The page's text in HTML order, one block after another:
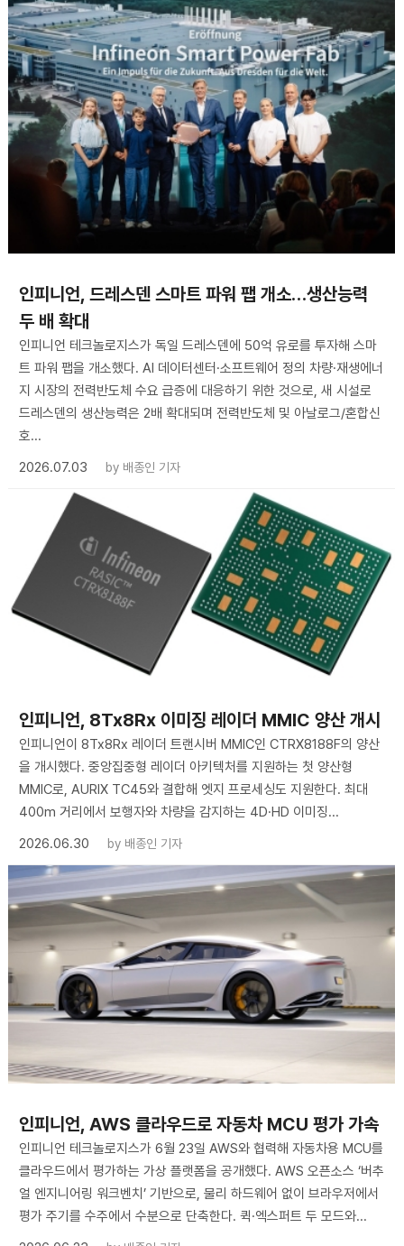
인피니언, 드레스덴 스마트 파워 팹 개소…생산능력
두 배 확대
인피니언 테크놀로지스가 독일 드레스덴에 50억 유로를 투자해 스마
트 파워 팹을 개소했다. AI 데이터센터·소프트웨어 정의 차량·재생에너
지 시장의 전력반도체 수요 급증에 대응하기 위한 것으로, 새 시설로
드레스덴의 생산능력은 2배 확대되며 전력반도체 및 아날로그/혼합신
호...
2026.07.03
by 배종인 기자
인피니언, 8Tx8Rx 이미징 레이더 MMIC 양산 개시
인피니언이 8Tx8Rx 레이더 트랜시버 MMIC인 CTRX8188F의 양산
을 개시했다. 중앙집중형 레이더 아키텍처를 지원하는 첫 양산형
MMIC로, AURIX TC45와 결합해 엣지 프로세싱도 지원한다. 최대
400m 거리에서 보행자와 차량을 감지하는 4D·HD 이미징...
2026.06.30
by 배종인 기자
인피니언, AWS 클라우드로 자동차 MCU 평가 가속
인피니언 테크놀로지스가 6월 23일 AWS와 협력해 자동차용 MCU를
클라우드에서 평가하는 가상 플랫폼을 공개했다. AWS 오픈소스 ‘버추
얼 엔지니어링 워크벤치’ 기반으로, 물리 하드웨어 없이 브라우저에서
평가 주기를 수주에서 수분으로 단축한다. 퀵·엑스퍼트 두 모드와...